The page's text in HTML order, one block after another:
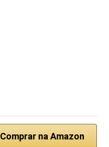
Comprar na Amazon